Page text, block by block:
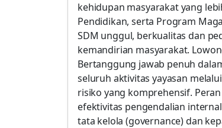
kehidupan masyarakat yang
Pendidikan, serta Program
SDM unggul, berkualitas dan
kemandirian masyarakat.
Bertanggung jawab penuh
seluruh aktivitas yayasan
risiko yang komprehensif.
efektivitas pengendalian
tata kelola (governance) dan